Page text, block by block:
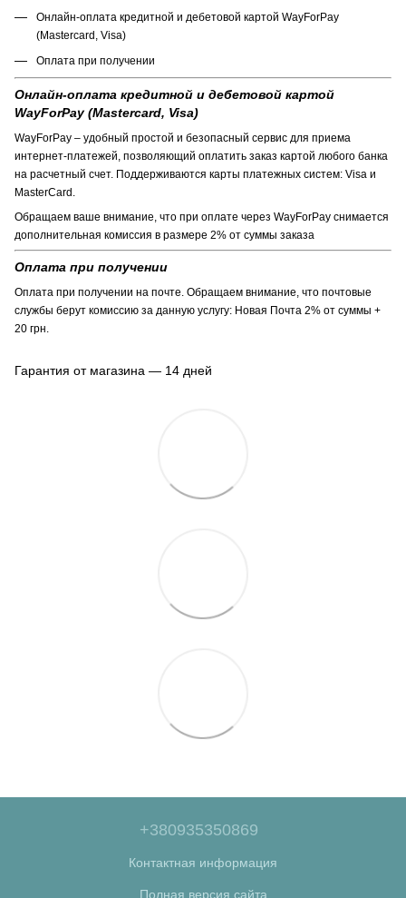
Онлайн-оплата кредитной и дебетовой картой WayForPay
(Mastercard, Visa)
Оплата при получении
Онлайн-оплата кредитной и дебетовой картой
WayForPay (Mastercard, Visa)
WayForPay – удобный простой и безопасный сервис для приема
интернет-платежей, позволяющий оплатить заказ картой любого банка
на расчетный счет. Поддерживаются карты платежных систем: Visa и
MasterCard.
Обращаем ваше внимание, что при оплате через WayForPay снимается
дополнительная комиссия в размере 2% от суммы заказа
Оплата при получении
Оплата при получении на почте. Обращаем внимание, что почтовые
службы берут комиссию за данную услугу: Новая Почта 2% от суммы +
20 грн.
Гарантия от магазина — 14 дней
+380935350869
Контактная информация
Полная версия сайта